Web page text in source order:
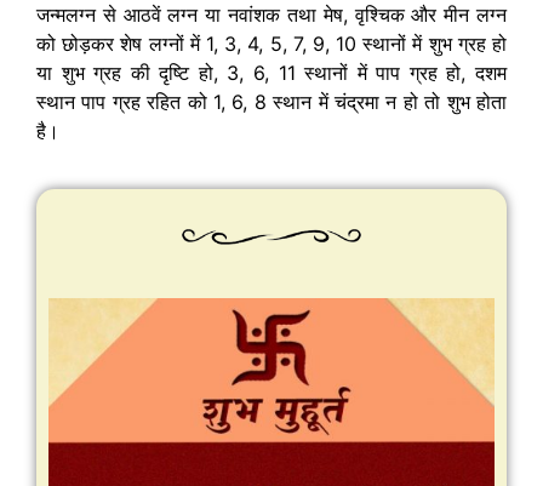
जन्मलग्न से आठवें लग्न या नवांशक तथा मेष, वृश्चिक और मीन लग्न
को छोड़कर शेष लग्नों में 1, 3, 4, 5, 7, 9, 10 स्थानों में शुभ ग्रह हो
या शुभ ग्रह की दृष्टि हो, 3, 6, 11 स्थानों में पाप ग्रह हो, दशम
स्थान पाप ग्रह रहित को 1, 6, 8 स्थान में चंद्रमा न हो तो शुभ होता
है।